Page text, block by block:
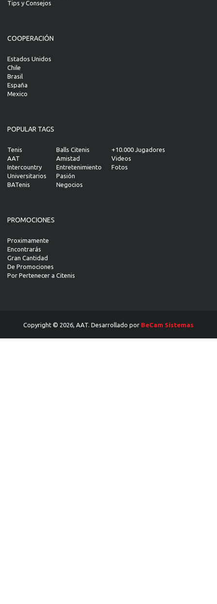
Tips y Consejos
COOPERACIÓN
Estados Unidos
Chile
Brasil
España
Mexico
POPULAR TAGS
Tenis
AAT
Intercountry
Universitarios
BATenis
Balls Citenis
Amistad
Entretenimiento
Pasión
Negocios
+10.000 Jugadores
Videos
Fotos
PROMOCIONES
Proximamente
Encontrarás
Gran Cantidad
De Promociones
Por Pertenecer a Citenis
Copyright © 2026, AAT. Desarrollado por BeCam Sistemas